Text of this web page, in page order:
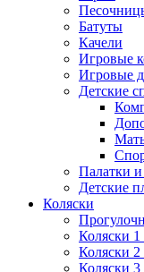
Батуты
Качели
Игровые
Игровые
Детские
Палатки
Детские
Коляски
Коляски 1
Коляски 2
Коляски 3